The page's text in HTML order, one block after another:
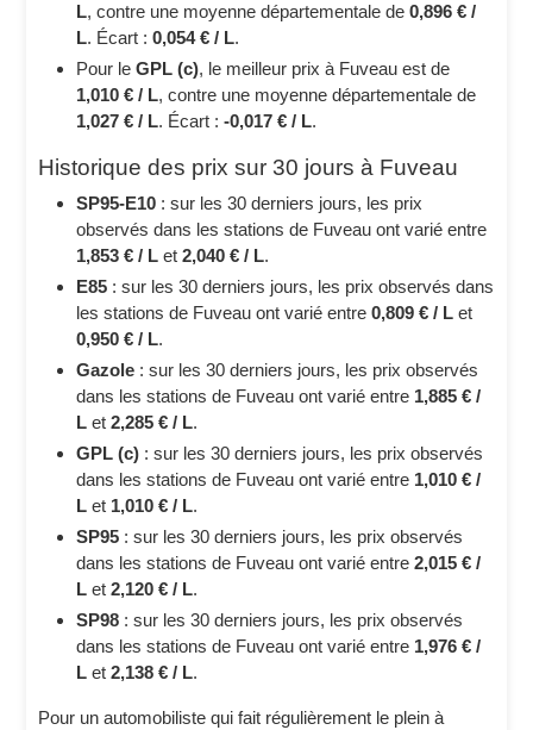
L, contre une moyenne départementale de0,896 € /
L. Écart :0,054 € / L.
Pour leGPL (c), le meilleur prix à Fuveau est de
1,010 € / L, contre une moyenne départementale de
1,027 € / L. Écart :-0,017 € / L.
Historique des prix sur 30 jours à Fuveau
SP95-E10 : sur les 30 derniers jours, les prix
observés dans les stations de Fuveau ont varié entre
1,853 € / L et2,040 € / L.
E85 : sur les 30 derniers jours, les prix observés dans
les stations de Fuveau ont varié entre0,809 € / L et
0,950 € / L.
Gazole : sur les 30 derniers jours, les prix observés
dans les stations de Fuveau ont varié entre 1,885 € /
L et2,285 € / L.
GPL (c) : sur les 30 derniers jours, les prix observés
dans les stations de Fuveau ont varié entre 1,010 € /
L et 1,010 € / L.
SP95 : sur les 30 derniers jours, les prix observés
dans les stations de Fuveau ont varié entre2,015 € /
L et2,120 € / L.
SP98 : sur les 30 derniers jours, les prix observés
dans les stations de Fuveau ont varié entre 1,976 € /
L et2,138 € / L.
Pour un automobiliste qui fait régulièrement le plein à